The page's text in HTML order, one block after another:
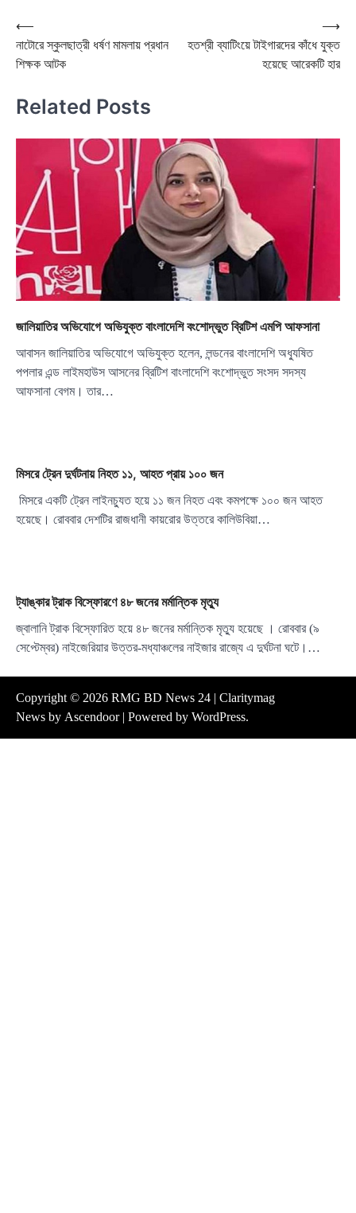
Post
navigation
⟵
নাটোরে স্কুলছাত্রী ধর্ষণ মামলায় প্রধান
শিক্ষক আটক
হতশ্রী ব্যাটিংয়ে টাইগারদের কাঁধে যুক্ত
হয়েছে আরেকটি হার
⟶
Related Posts
জালিয়াতির অভিযোগে অভিযুক্ত বাংলাদেশি বংশোদ্ভুত ব্রিটিশ এমপি আফসানা
আবাসন জালিয়াতির অভিযোগে অভিযুক্ত হলেন, লন্ডনের বাংলাদেশি অধ্যুষিত
পপলার এন্ড লাইমহাউস আসনের ব্রিটিশ বাংলাদেশি বংশোদ্ভুত সংসদ সদস্য
আফসানা বেগম। তার…
মিসরে ট্রেন দুর্ঘটনায় নিহত ১১, আহত প্রায় ১০০ জন
মিসরে একটি ট্রেন লাইনচ্যুত হয়ে ১১ জন নিহত এবং কমপক্ষে ১০০ জন আহত
হয়েছে। রোববার দেশটির রাজধানী কায়রোর উত্তরে কালিউবিয়া…
ট্যাঙ্কার ট্রাক বিস্ফোরণে ৪৮ জনের মর্মান্তিক মৃত্যু
জ্বালানি ট্রাক বিস্ফোরিত হয়ে ৪৮ জনের মর্মান্তিক মৃত্যু হয়েছে । রোববার (৯
সেপ্টেম্বর) নাইজেরিয়ার উত্তর-মধ্যাঞ্চলের নাইজার রাজ্যে এ দুর্ঘটনা ঘটে।…
Copyright © 2026 RMG BD News 24 | Claritymag
News by Ascendoor| Powered by WordPress.